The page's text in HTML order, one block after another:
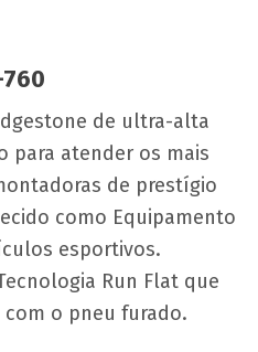
de ultra-alta
para atender os mais
de prestígio
como Equipamento
esportivos.
Run Flat que
o pneu furado.